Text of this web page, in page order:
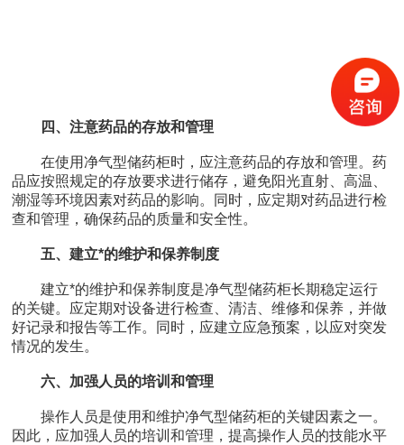
四、注意药品的存放和管理
在使用净气型储药柜时，应注意药品的存放和管理。药
品应按照规定的存放要求进行储存，避免阳光直射、高温、
潮湿等环境因素对药品的影响。同时，应定期对药品进行检
查和管理，确保药品的质量和安全性。
五、建立*的维护和保养制度
建立*的维护和保养制度是净气型储药柜长期稳定运行
的关键。应定期对设备进行检查、清洁、维修和保养，并做
好记录和报告等工作。同时，应建立应急预案，以应对突发
情况的发生。
六、加强人员的培训和管理
操作人员是使用和维护净气型储药柜的关键因素之一。
因此，应加强人员的培训和管理，提高操作人员的技能水平